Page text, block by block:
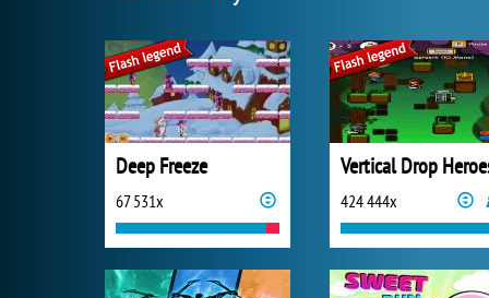
Deep Freeze
67 531x
Vertical Drop
424 444x